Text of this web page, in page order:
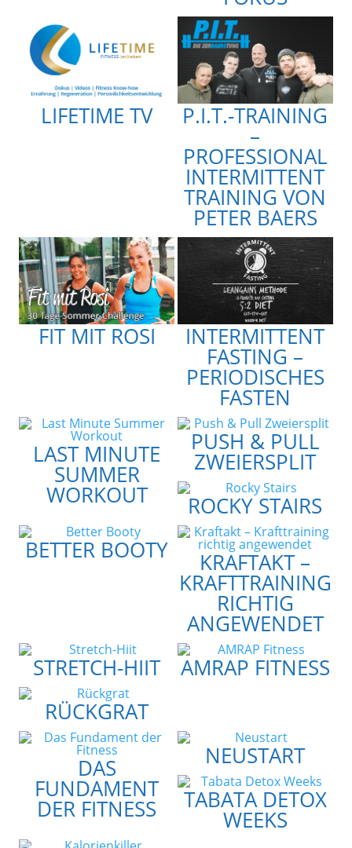
LIFETIME TV P.I.T.-TRAINING
–
PROFESSIONAL
INTERMITTENT
TRAINING VON
PETER BAERS
FIT MIT ROSI INTERMITTENT
FASTING –
PERIODISCHES
FASTEN
LAST MINUTE
SUMMER
WORKOUT
PUSH & PULL
ZWEIERSPLIT
ROCKY STAIRS
BETTER BOOTY
KRAFTAKT –
KRAFTTRAINING
RICHTIG
ANGEWENDET
STRETCH-HIIT
AMRAP FITNESS
RÜCKGRAT
DAS
FUNDAMENT
DER FITNESS
NEUSTART
TABATA DETOX
WEEKS